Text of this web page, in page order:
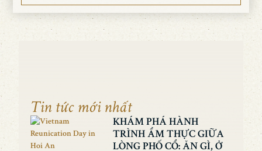
Tin tức mới nhất
KHÁM PHÁ HÀNH
TRÌNH ẨM THỰC GIỮA
LÒNG PHỐ CỔ: ĂN GÌ, Ở